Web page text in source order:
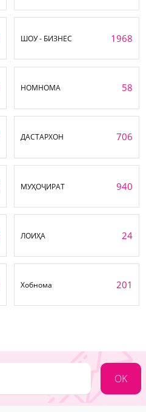
ШОУ - БИЗНЕС 1968
НОМНОМА 58
ДАСТАРХОН 706
МУҲОҶИРАТ 940
ЛОИҲА 24
Хобнома 201
OK